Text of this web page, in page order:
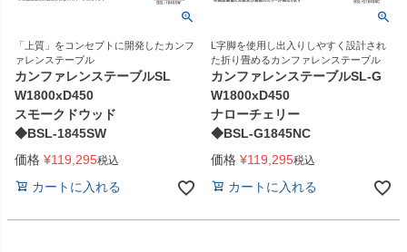
「上質」をコンセプトに開発したカンフ
ァレンステーブル
カンファレンステーブルSL
W1800xD450
スモークドウッド
◆BSL-1845SW
価格 ¥119,295税込
カートに入れる
L字脚を使用し出入りしやすく設計され
た折り畳めるカンファレンステーブル
カンファレンステーブルSL-G
W1800xD450
ナローチェリー
◆BSL-G1845NC
価格 ¥119,295税込
カートに入れる